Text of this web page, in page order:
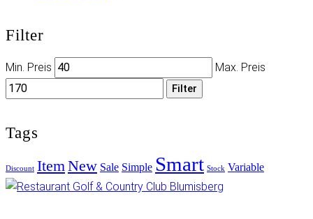
Filter
Min. Preis Max. Preis
Filter
Tags
Discount ItemNew Sale Simple Smart Stock Variable